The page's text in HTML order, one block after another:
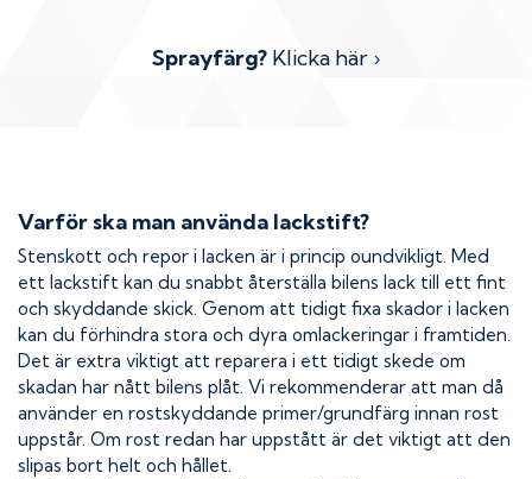
Sprayfärg? Klicka här ›
Varför ska man använda lackstift?
Stenskott och repor i lacken är i princip oundvikligt. Med
ett lackstift kan du snabbt återställa bilens lack till ett fint
och skyddande skick. Genom att tidigt fixa skador i lacken
kan du förhindra stora och dyra omlackeringar i framtiden.
Det är extra viktigt att reparera i ett tidigt skede om
skadan har nått bilens plåt. Vi rekommenderar att man då
använder en rostskyddande primer/grundfärg innan rost
uppstår. Om rost redan har uppstått är det viktigt att den
slipas bort helt och hållet.